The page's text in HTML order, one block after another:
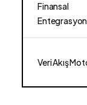
Finansal
Entegrasyon
Veri Akış